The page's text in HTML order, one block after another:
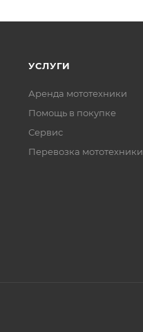
УСЛУГИ
Аренда мототехники
Помощь в покупке
Сервис
Перевозка мототехники